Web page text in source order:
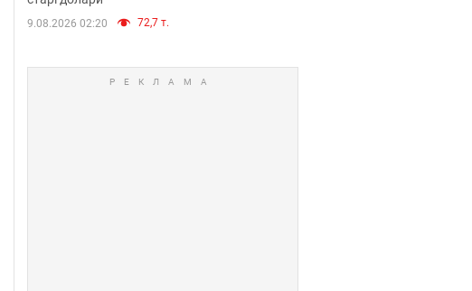
9.08.2026 02:20 72,7 т.